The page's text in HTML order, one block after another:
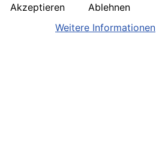
Akzeptieren
Ablehnen
Weitere Informationen